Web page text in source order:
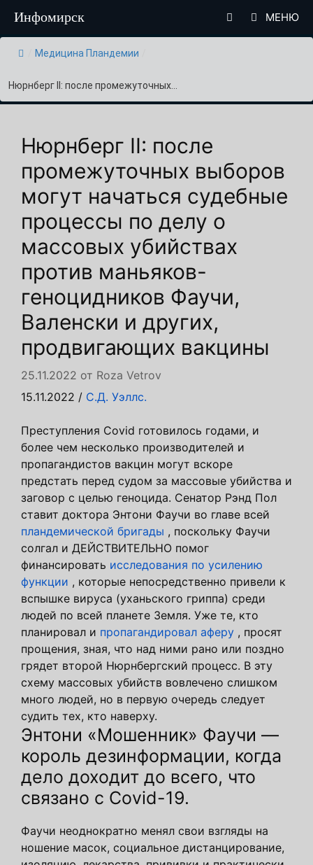
содержимому
Инфомирск МЕНЮ
Медицина Пландемии
Нюрнберг II: после промежуточных...
Нюрнберг II: после
промежуточных выборов
могут начаться судебные
процессы по делу о
массовых убийствах
против маньяков-
геноцидников Фаучи,
Валенски и других,
продвигающих вакцины
25.11.2022 от Roza Vetrov
15.11.2022 / С.Д. Уэллс.
Преступления Covid готовилось годами, и
более чем несколько производителей и
пропагандистов вакцин могут вскоре
предстать перед судом за массовые убийства и
заговор с целью геноцида. Сенатор Рэнд Пол
ставит доктора Энтони Фаучи во главе всей
пландемической бригады , поскольку Фаучи
солгал и ДЕЙСТВИТЕЛЬНО помог
финансировать исследования по усилению
функции , которые непосредственно привели к
вспышке вируса (уханьского гриппа) среди
людей по всей планете Земля. Уже те, кто
планировал и пропагандировал аферу , просят
прощения, зная, что над ними рано или поздно
грядет второй Нюрнбергский процесс. В эту
схему массовых убийств вовлечено слишком
много людей, но в первую очередь следует
судить тех, кто наверху.
Энтони «Мошенник» Фаучи —
король дезинформации, когда
дело доходит до всего, что
связано с Covid-19.
Фаучи неоднократно менял свои взгляды на
ношение масок, социальное дистанцирование,